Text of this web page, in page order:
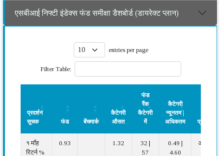
एसबीआई निफ्टी इंडेक्स फंड समीक्षा डैशबोर्ड (डायरेक्ट प्लान)
entries per page
Filter Table:
प्रदर्शन
सूचक
फंड बेंचमार्क
कैटेगरी
औसत
फंड
रैंक
कैटेगरी
में
कैटेगरी
न्यूनतम |
अधिकतम
प्रदर्शन
सूचक
औसत
रैंक
न्यूनतम |
१ माँह
रिटर्न %
0.93 1.32
32 |
57
0.49 |
4.60
औसत